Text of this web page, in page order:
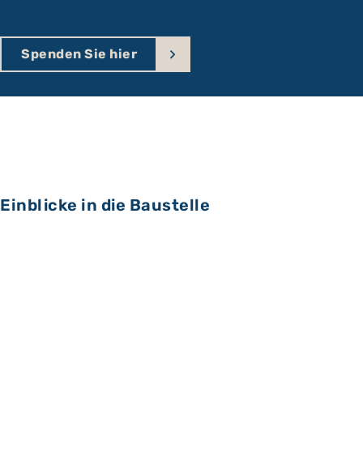
Spenden Sie hier
Einblicke in die Baustelle